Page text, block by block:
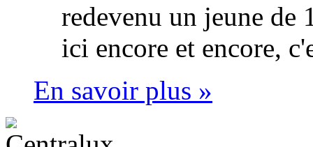
redevenu un jeune de
ici encore et encore,
En savoir plus »